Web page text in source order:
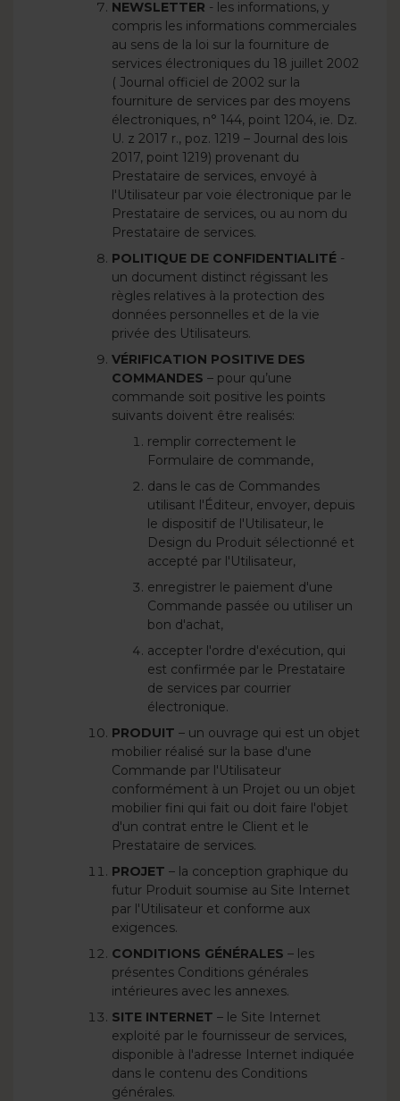
NEWSLETTER - les informations, y
compris les informations commerciales
au sens de la loi sur la fourniture de
services électroniques du 18 juillet 2002
( Journal officiel de 2002 sur la
fourniture de services par des moyens
électroniques, n° 144, point 1204, ie. Dz.
U. z 2017 r., poz. 1219 – Journal des lois
2017, point 1219) provenant du
Prestataire de services, envoyé à
l'Utilisateur par voie électronique par le
Prestataire de services, ou au nom du
Prestataire de services.
POLITIQUE DE CONFIDENTIALITÉ -
un document distinct régissant les
règles relatives à la protection des
données personnelles et de la vie
privée des Utilisateurs.
VÉRIFICATION POSITIVE DES
COMMANDES – pour qu’une
commande soit positive les points
suivants doivent être realisés:
remplir correctement le
Formulaire de commande,
dans le cas de Commandes
utilisant l'Éditeur, envoyer, depuis
le dispositif de l'Utilisateur, le
Design du Produit sélectionné et
accepté par l'Utilisateur,
enregistrer le paiement d'une
Commande passée ou utiliser un
bon d'achat,
accepter l'ordre d'exécution, qui
est confirmée par le Prestataire
de services par courrier
électronique.
PRODUIT – un ouvrage qui est un objet
mobilier réalisé sur la base d'une
Commande par l'Utilisateur
conformément à un Projet ou un objet
mobilier fini qui fait ou doit faire l'objet
d'un contrat entre le Client et le
Prestataire de services.
PROJET – la conception graphique du
futur Produit soumise au Site Internet
par l'Utilisateur et conforme aux
exigences.
CONDITIONS GÉNÉRALES – les
présentes Conditions générales
intérieures avec les annexes.
SITE INTERNET – le Site Internet
exploité par le fournisseur de services,
disponible à l'adresse Internet indiquée
dans le contenu des Conditions
générales.